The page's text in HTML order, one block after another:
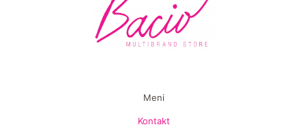
Meni
Kontakt